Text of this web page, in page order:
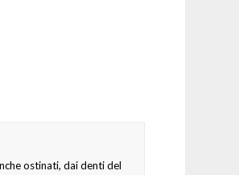
ostinati, dai denti del